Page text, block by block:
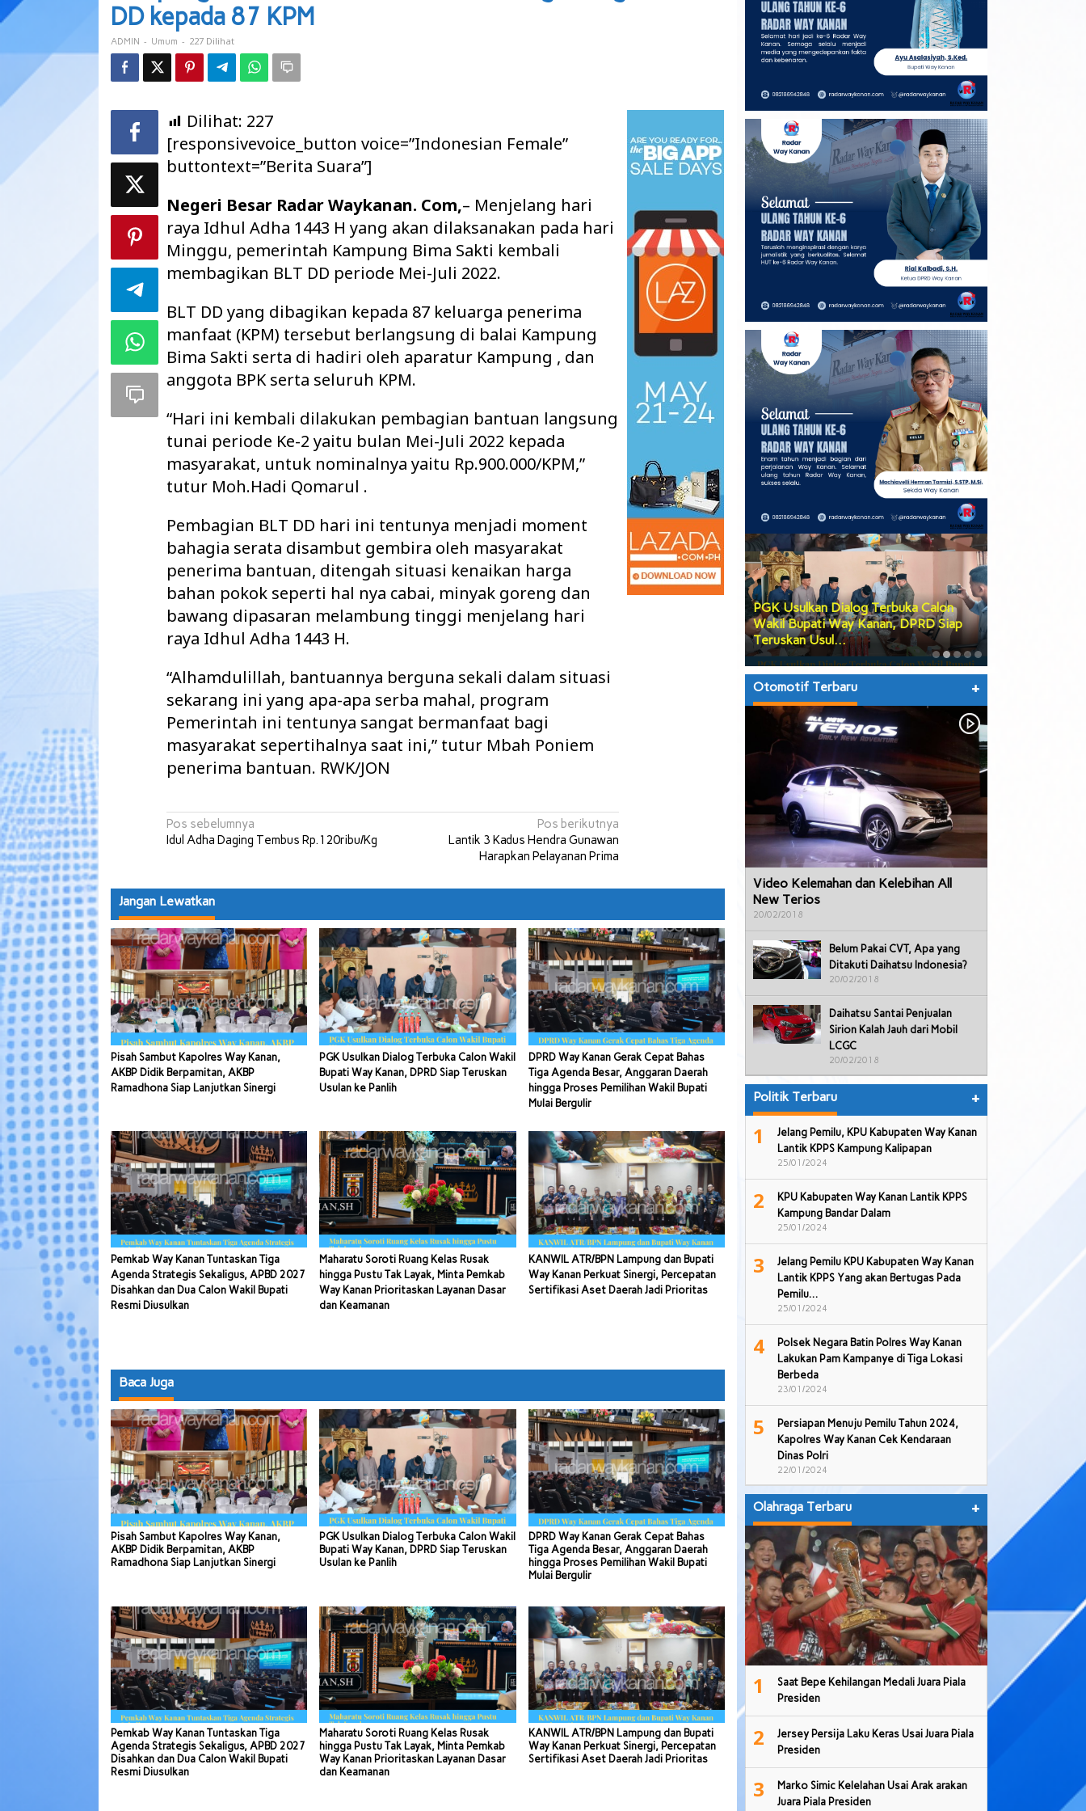
dengan
BLT
DD
kepada
DD kepada 87 KPM
ADMIN - Umum - 227 Dilihat
Dilihat: 227
[responsivevoice_button voice=”Indonesian Female”
buttontext=”Berita Suara”]
Negeri Besar Radar Waykanan. Com,– Menjelang hari
raya Idhul Adha 1443 H yang akan dilaksanakan pada hari
Minggu, pemerintah Kampung Bima Sakti kembali
membagikan BLT DD periode Mei-Juli 2022.
BLT DD yang dibagikan kepada 87 keluarga penerima
manfaat (KPM) tersebut berlangsung di balai Kampung
Bima Sakti serta di hadiri oleh aparatur Kampung , dan
anggota BPK serta seluruh KPM.
“Hari ini kembali dilakukan pembagian bantuan langsung
tunai periode Ke-2 yaitu bulan Mei-Juli 2022 kepada
masyarakat, untuk nominalnya yaitu Rp.900.000/KPM,”
tutur Moh.Hadi Qomarul .
Pembagian BLT DD hari ini tentunya menjadi moment
bahagia serata disambut gembira oleh masyarakat
penerima bantuan, ditengah situasi kenaikan harga
bahan pokok seperti hal nya cabai, minyak goreng dan
bawang dipasaran melambung tinggi menjelang hari
raya Idhul Adha 1443 H.
“Alhamdulillah, bantuannya berguna sekali dalam situasi
sekarang ini yang apa-apa serba mahal, program
Pemerintah ini tentunya sangat bermanfaat bagi
masyarakat sepertihalnya saat ini,” tutur Mbah Poniem
penerima bantuan. RWK/JON
Navigasi
pos
Pos sebelumnya
Idul Adha Daging Tembus Rp.120ribu/Kg
Pos berikutnya
Lantik 3 Kadus Hendra Gunawan
Harapkan Pelayanan Prima
Jangan Lewatkan
Pisah Sambut Kapolres Way Kanan,
AKBP Didik Berpamitan, AKBP
Ramadhona Siap Lanjutkan Sinergi
PGK Usulkan Dialog Terbuka Calon Wakil
Bupati Way Kanan, DPRD Siap Teruskan
Usulan ke Panlih
DPRD Way Kanan Gerak Cepat Bahas
Tiga Agenda Besar, Anggaran Daerah
hingga Proses Pemilihan Wakil Bupati
Mulai Bergulir
Pemkab Way Kanan Tuntaskan Tiga
Agenda Strategis Sekaligus, APBD 2027
Disahkan dan Dua Calon Wakil Bupati
Resmi Diusulkan
Maharatu Soroti Ruang Kelas Rusak
hingga Pustu Tak Layak, Minta Pemkab
Way Kanan Prioritaskan Layanan Dasar
dan Keamanan
KANWIL ATR/BPN Lampung dan Bupati
Way Kanan Perkuat Sinergi, Percepatan
Sertifikasi Aset Daerah Jadi Prioritas
Baca Juga
Pisah Sambut Kapolres Way Kanan,
AKBP Didik Berpamitan, AKBP
Ramadhona Siap Lanjutkan Sinergi
PGK Usulkan Dialog Terbuka Calon Wakil
Bupati Way Kanan, DPRD Siap Teruskan
Usulan ke Panlih
DPRD Way Kanan Gerak Cepat Bahas
Tiga Agenda Besar, Anggaran Daerah
hingga Proses Pemilihan Wakil Bupati
Mulai Bergulir
Pemkab Way Kanan Tuntaskan Tiga
Agenda Strategis Sekaligus, APBD 2027
Disahkan dan Dua Calon Wakil Bupati
Resmi Diusulkan
Maharatu Soroti Ruang Kelas Rusak
hingga Pustu Tak Layak, Minta Pemkab
Way Kanan Prioritaskan Layanan Dasar
dan Keamanan
KANWIL ATR/BPN Lampung dan Bupati
Way Kanan Perkuat Sinergi, Percepatan
Sertifikasi Aset Daerah Jadi Prioritas
Maharatu Soroti Ruang Kelas Rusak
hingga Pustu Tak Layak, Minta Pemkab
Way Kanan…
Pisah Sambut Kapolres Way Kanan,
AKBP Didik Berpamitan, AKBP
PGK Usulkan Dialog Terbuka Calon
Wakil Bupati Way Kanan, DPRD Siap
Teruskan Usul…
Otomotif Terbaru +
Video Kelemahan dan Kelebihan All
New Terios
20/02/2018
Belum Pakai CVT, Apa yang
Ditakuti Daihatsu Indonesia?
20/02/2018
Daihatsu Santai Penjualan
Sirion Kalah Jauh dari Mobil
LCGC
20/02/2018
Politik Terbaru +
1
Jelang Pemilu, KPU Kabupaten Way Kanan
Lantik KPPS Kampung Kalipapan
25/01/2024
2
KPU Kabupaten Way Kanan Lantik KPPS
Kampung Bandar Dalam
25/01/2024
3
Jelang Pemilu KPU Kabupaten Way Kanan
Lantik KPPS Yang akan Bertugas Pada
Pemilu…
25/01/2024
4
Polsek Negara Batin Polres Way Kanan
Lakukan Pam Kampanye di Tiga Lokasi
Berbeda
23/01/2024
5
Persiapan Menuju Pemilu Tahun 2024,
Kapolres Way Kanan Cek Kendaraan
Dinas Polri
22/01/2024
Olahraga Terbaru +
1
Saat Bepe Kehilangan Medali Juara Piala
Presiden
2
Jersey Persija Laku Keras Usai Juara Piala
Presiden
3
Marko Simic Kelelahan Usai Arak arakan
Juara Piala Presiden